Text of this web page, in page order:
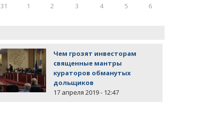
31
1 2 3 4 5 6
Чем грозят инвесторам
священные мантры
кураторов обманутых
дольщиков
17 апреля 2019 - 12:47